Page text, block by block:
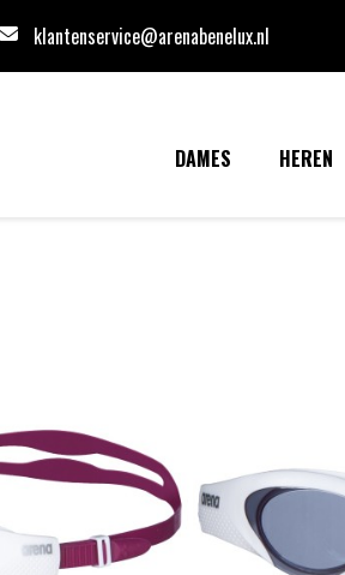
klantenservice@arenabenelux.nl
DAMES HEREN